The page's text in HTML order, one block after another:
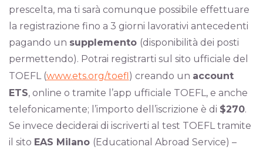
prescelta, ma ti sarà comunque possibile effettuare
la registrazione fino a 3 giorni lavorativi antecedenti
pagando un supplemento (disponibilità dei posti
permettendo). Potrai registrarti sul sito ufficiale del
TOEFL (www.ets.org/toefl) creando un account
ETS, online o tramite l’app ufficiale TOEFL, e anche
telefonicamente; l’importo dell’iscrizione è di $270.
Se invece deciderai di iscriverti al test TOEFL tramite
il sito EAS Milano (Educational Abroad Service) –